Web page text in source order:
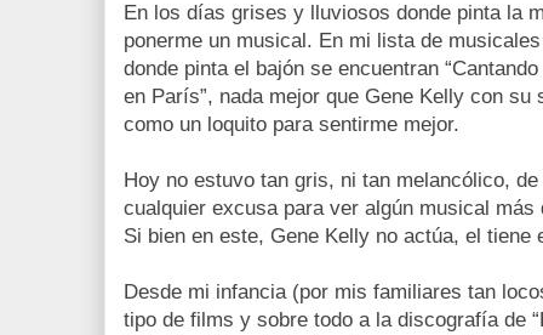
En los días grises y lluviosos donde pinta la
ponerme un musical. En mi lista de
donde pinta el bajón se encuentran
en París”, nada mejor que Gene Kelly con su
como un loquito para sentirme mejor.
Hoy no estuvo tan gris, ni tan melancólico,
cualquier excusa para ver algún musical
Si bien en este, Gene Kelly no actúa, el
Desde mi infancia (por mis familiares tan
tipo de films y sobre todo a la discografía de